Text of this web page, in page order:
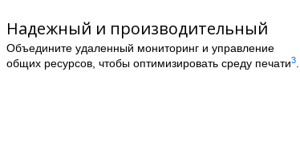
Надежный и производительный
Объедините удаленный мониторинг и управление
общих ресурсов, чтобы оптимизировать среду печати3.